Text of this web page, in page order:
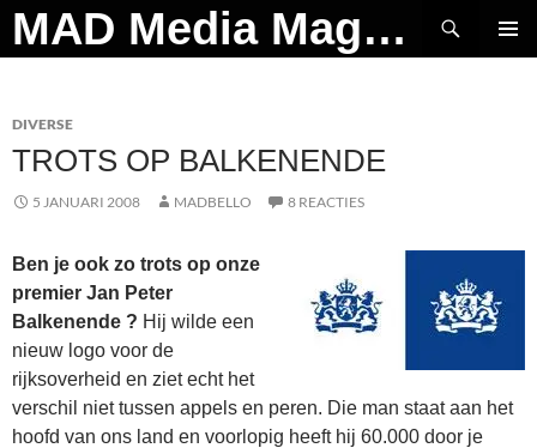
Ga
naar
MAD Media Magazine
Zoeken
DIVERSE
TROTS OP BALKENENDE
5 JANUARI 2008 MADBELLO 8 REACTIES
Ben je ook zo trots op onze
premier Jan Peter
Balkenende ? Hij wilde een
nieuw logo voor de
rijksoverheid en ziet echt het
verschil niet tussen appels en peren. Die man staat aan het
hoofd van ons land en voorlopig heeft hij 60.000 door je